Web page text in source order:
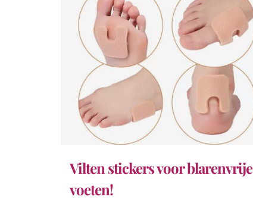
Vilten stickers voor blarenvrije
voeten!